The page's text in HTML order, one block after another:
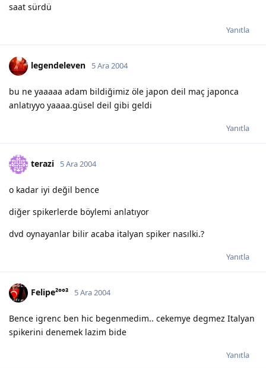
saat sürdü
Yanıtla
legendeleven 5 Ara 2004
bu ne yaaaaa adam bildiğimiz öle japon deil maç japonca
anlatıyyo yaaaa.güsel deil gibi geldi
Yanıtla
terazi 5 Ara 2004
o kadar iyi değil bence
diğer spikerlerde böylemi anlatıyor
dvd oynayanlar bilir acaba italyan spiker nasılki.?
Yanıtla
Felipe²°°³ 5 Ara 2004
Bence igrenc ben hic begenmedim.. cekemye degmez Italyan
spikerini denemek lazim bide
Yanıtla